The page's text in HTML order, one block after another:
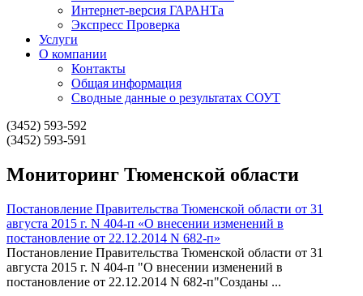
Интернет-версия ГАРАНТа
Экспресс Проверка
Услуги
О компании
Контакты
Общая информация
Сводные данные о результатах СОУТ
(3452) 593-592
(3452) 593-591
Мониторинг Тюменской области
Постановление Правительства Тюменской области от 31
августа 2015 г. N 404-п «О внесении изменений в
постановление от 22.12.2014 N 682-п»
Постановление Правительства Тюменской области от 31
августа 2015 г. N 404-п "О внесении изменений в
постановление от 22.12.2014 N 682-п"Созданы ...